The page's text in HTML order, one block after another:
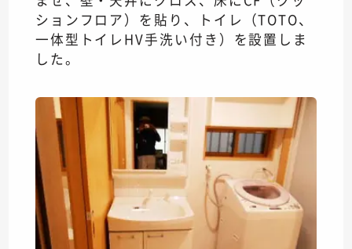
ションフロア）を貼り、トイレ（TOTO、
一体型トイレHV手洗い付き）を設置しま
した。